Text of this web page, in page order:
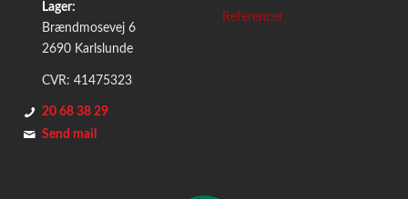
Lager:
Brændmosevej 6
2690 Karlslunde
CVR: 41475323
20 68 38 29
Send mail
Referencer